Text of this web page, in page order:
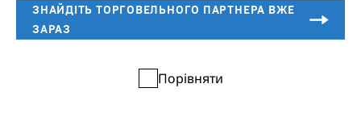
Порівняти